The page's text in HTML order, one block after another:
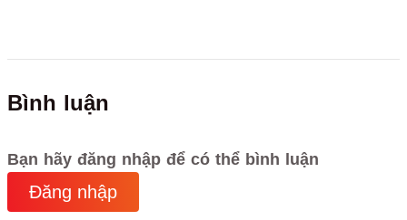
Bình luận
Bạn hãy đăng nhập để có thể bình luận
Đăng nhập